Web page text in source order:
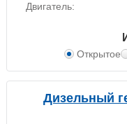
Двигатель:
Открытое
Дизельный